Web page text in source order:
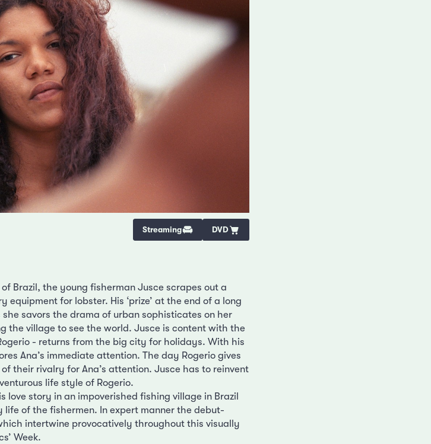
Streaming DVD
Brazil, the young fisherman Jusce scrapes out a
for lobster. His ‘prize’ at the end of a long
savors the drama of urban sophisticates on her
the village to see the world. Jusce is content with the
- returns from the big city for holidays. With his
Ana’s immediate attention. The day Rogerio gives
their rivalry for Ana’s attention. Jusce has to reinvent
life style of Rogerio.
love story in an impoverished fishing village in Brazil
of the fishermen. In expert manner the debut-
intertwine provocatively throughout this visually
Week.